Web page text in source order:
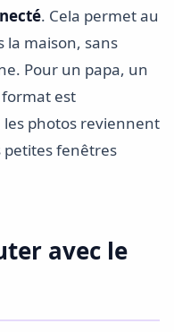
. Cela permet au
la maison, sans
Pour un papa, un
est
photos reviennent
petites fenêtres
avec le